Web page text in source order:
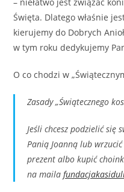
– niełatwo jest związać
Święta. Dlatego właśnie
kierujemy do Dobrych
w tym roku dedykujemy
O co chodzi w
Zasady „Świątecznego
Jeśli chcesz podzielić się
Panią Joanną lub wrzucić
prezent albo kupić
na maila